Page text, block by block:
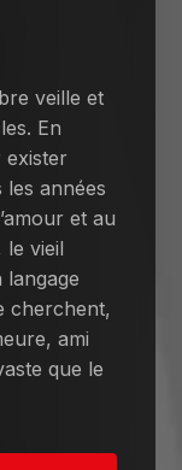
veille et
En
exister
les années
et au
le vieil
cherchent,
ami
que le